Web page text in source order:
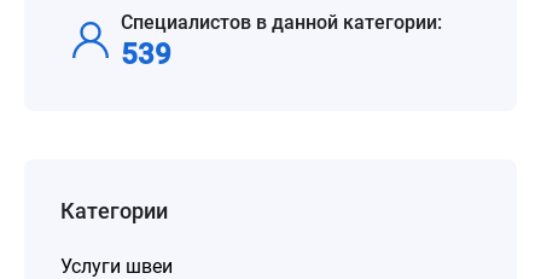
Специалистов в данной категории:
539
Категории
Услуги швеи